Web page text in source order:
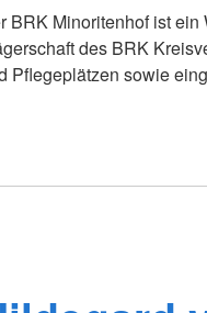
BRK Minoritenhof ist
des BRK
Pflegeplätzen sowie